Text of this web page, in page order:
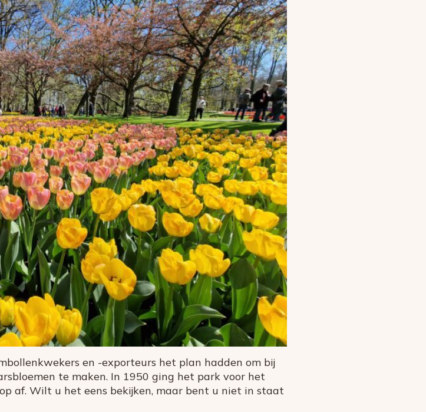
en -exporteurs het plan hadden om bij
te maken. In 1950 ging het park voor het
af. Wilt u het eens bekijken, maar bent u niet in staat